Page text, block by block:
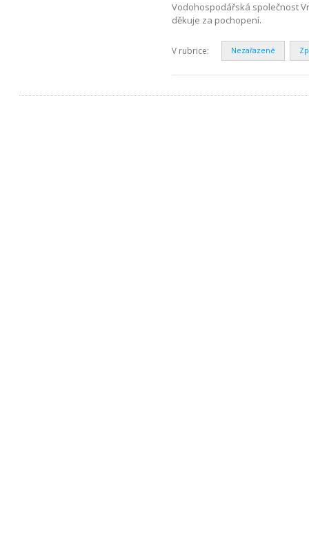
Vodohospodářská společnost
děkuje za pochopení.
V rubrice: Nezařazené